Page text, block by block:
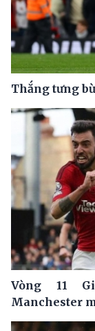
Thắng tưng
Vòng 11
Manchester